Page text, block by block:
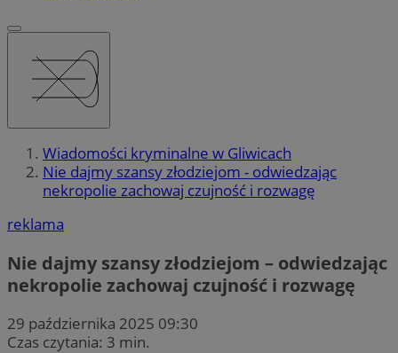
Wiadomości kryminalne w Gliwicach
Nie dajmy szansy złodziejom - odwiedzając
nekropolie zachowaj czujność i rozwagę
reklama
Nie dajmy szansy złodziejom – odwiedzając
nekropolie zachowaj czujność i rozwagę
29 października 2025 09:30
Czas czytania: 3 min.